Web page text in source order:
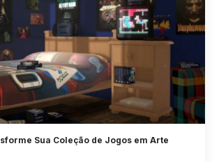
Sua Coleção de Jogos em Arte